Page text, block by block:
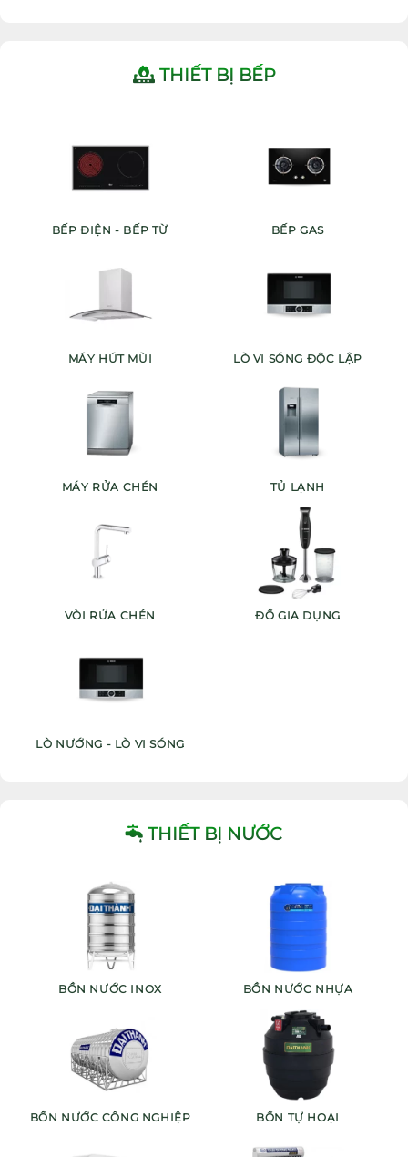
THIẾT BỊ BẾP
BẾP ĐIỆN - BẾP TỪ BẾP GAS
MÁY HÚT MÙI LÒ VI SÓNG ĐỘC LẬP
MÁY RỬA CHÉN TỦ LẠNH
VÒI RỬA CHÉN ĐỒ GIA DỤNG
LÒ NƯỚNG - LÒ VI SÓNG
THIẾT BỊ NƯỚC
BỒN NƯỚC INOX BỒN NƯỚC NHỰA
BỒN NƯỚC CÔNG NGHIỆP BỒN TỰ HOẠI